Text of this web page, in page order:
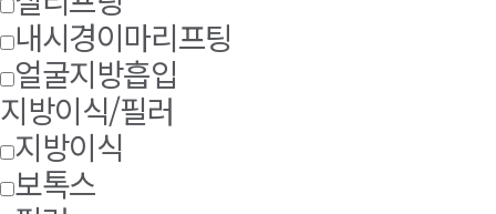
내시경이마리프팅
얼굴지방흡입
지방이식/필러
지방이식
보톡스